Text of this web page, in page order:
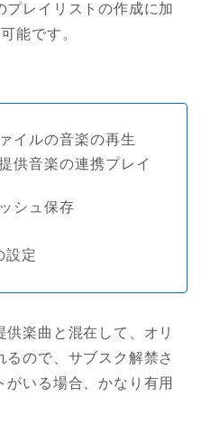
プレイリストの作成に加
能です。
イルの音楽の再生
供音楽の連携プレイ
シュ保存
設定
供楽曲と混在して、オリ
るので、サブスク解禁さ
いる場合、かなり有用